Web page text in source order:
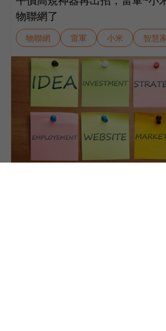
物聯網了
物聯網 雷軍 小米 智慧